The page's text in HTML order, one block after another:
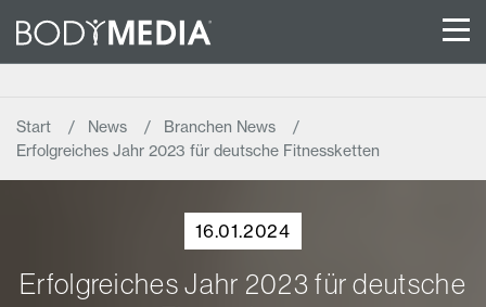
Start News
Branchen News
Erfolgreiches Jahr 2023 für deutsche Fitnessketten
16.01.2024
Erfolgreiches Jahr 2023 für deutsche